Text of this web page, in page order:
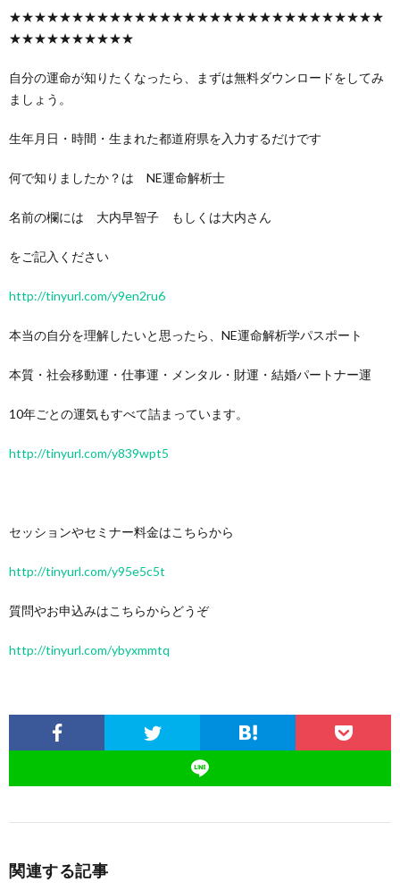
★★★★★★★★★★★★★★★★★★★★★★★★★★★★★★
★★★★★★★★★★
自分の運命が知りたくなったら、まずは無料ダウンロードをしてみ
ましょう。
生年月日・時間・生まれた都道府県を入力するだけです
何で知りましたか？は NE運命解析士
名前の欄には 大内早智子 もしくは大内さん
をご記入ください
http://tinyurl.com/y9en2ru6
本当の自分を理解したいと思ったら、NE運命解析学パスポート
本質・社会移動運・仕事運・メンタル・財運・結婚パートナー運
10年ごとの運気もすべて詰まっています。
http://tinyurl.com/y839wpt5
セッションやセミナー料金はこちらから
http://tinyurl.com/y95e5c5t
質問やお申込みはこちらからどうぞ
http://tinyurl.com/ybyxmmtq
関連する記事